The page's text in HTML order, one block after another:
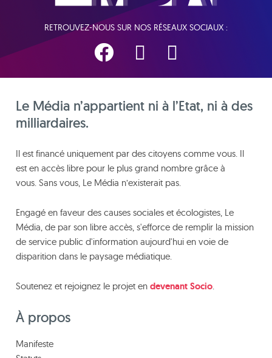
RETROUVEZ-NOUS SUR NOS RÉSEAUX SOCIAUX :
Le Média n’appartient ni à l’Etat, ni à des
milliardaires.
Il est financé uniquement par des citoyens comme vous. Il
est en accès libre pour le plus grand nombre grâce à
vous. Sans vous, Le Média n’existerait pas.
Engagé en faveur des causes sociales et écologistes, Le
Média, de par son libre accès, s'efforce de remplir la mission
de service public d'information aujourd'hui en voie de
disparition dans le paysage médiatique.
Soutenez et rejoignez le projet en devenant Socio.
À propos
Manifeste